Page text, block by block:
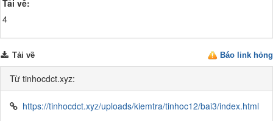
Tải về:
4
Báo link hỏng
Tải về
Từ tinhocdct.xyz:
https://tinhocdct.xyz/uploads/kiemtra/tinhoc12/bai3/index.html